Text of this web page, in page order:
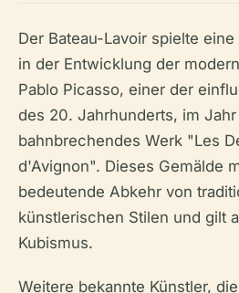
Der Bateau-Lavoir spielte
in der Entwicklung der
Pablo Picasso, einer der
des 20. Jahrhunderts, im Jahr
bahnbrechendes Werk "Les
d'Avignon". Dieses Gemälde
bedeutende Abkehr von
künstlerischen Stilen und gilt
Kubismus.
Weitere bekannte Künstler,